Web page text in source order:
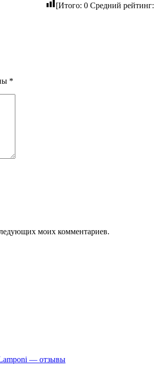
[Итого: 0Средний рейтинг:
*
моих комментариев.
— отзывы